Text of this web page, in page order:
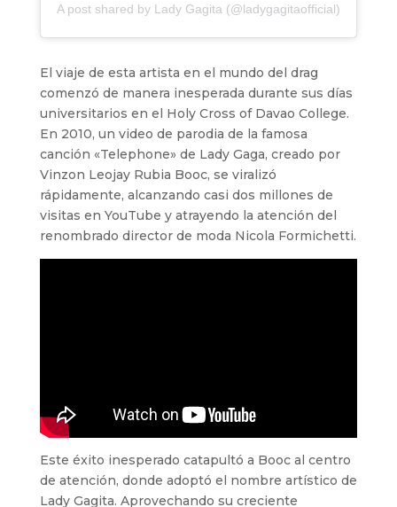
A post shared by Lady Gagita (@ladygagitaofficial)
El viaje de esta artista en el mundo del drag
comenzó de manera inesperada durante sus días
universitarios en el Holy Cross of Davao College.
En 2010, un video de parodia de la famosa
canción «Telephone» de Lady Gaga, creado por
Vinzon Leojay Rubia Booc, se viralizó
rápidamente, alcanzando casi dos millones de
visitas en YouTube y atrayendo la atención del
renombrado director de moda Nicola Formichetti.
Este éxito inesperado catapultó a Booc al centro
de atención, donde adoptó el nombre artístico de
Lady Gagita. Aprovechando su creciente